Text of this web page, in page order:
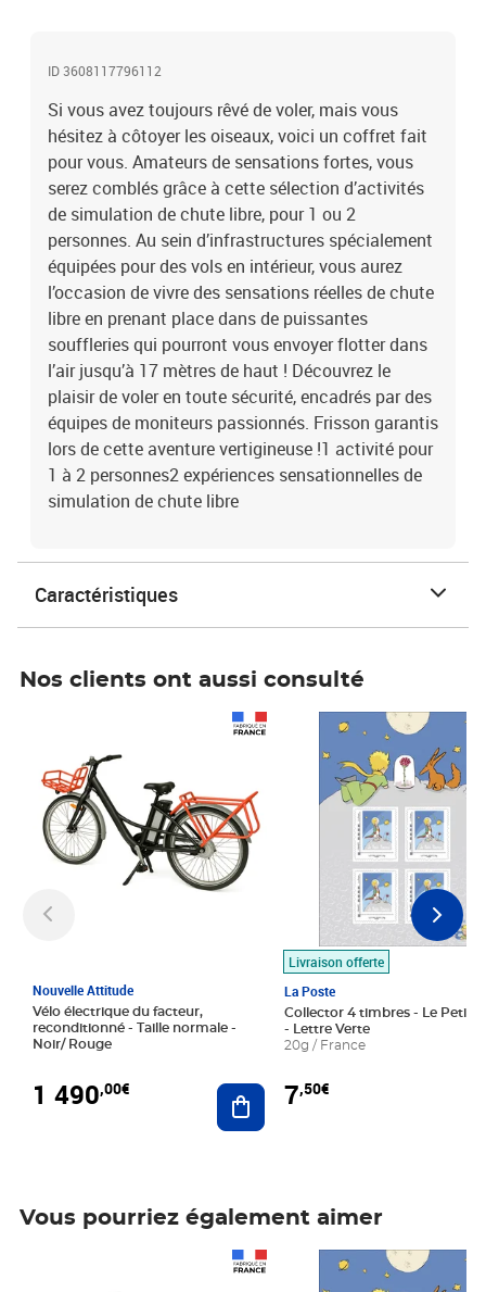
ID 3608117796112
Si vous avez toujours rêvé de voler, mais vous
hésitez à côtoyer les oiseaux, voici un coffret fait
pour vous. Amateurs de sensations fortes, vous
serez comblés grâce à cette sélection d’activités
de simulation de chute libre, pour 1 ou 2
personnes. Au sein d’infrastructures spécialement
équipées pour des vols en intérieur, vous aurez
l’occasion de vivre des sensations réelles de chute
libre en prenant place dans de puissantes
souffleries qui pourront vous envoyer flotter dans
l’air jusqu’à 17 mètres de haut ! Découvrez le
plaisir de voler en toute sécurité, encadrés par des
équipes de moniteurs passionnés. Frisson garantis
lors de cette aventure vertigineuse !1 activité pour
1 à 2 personnes2 expériences sensationnelles de
simulation de chute libre
Caractéristiques
Nos clients ont aussi consulté
Nouvelle Attitude
Vélo électrique du facteur,
reconditionné - Taille normale -
Noir/ Rouge
1 490,00€ Ajouter au panier
Livraison offerte
La Poste
Collector 4 timbres - Le Petit
- Lettre Verte
20g / France
7,50€
Prix 7,50€
Vous pourriez également aimer
Prix 7,50€